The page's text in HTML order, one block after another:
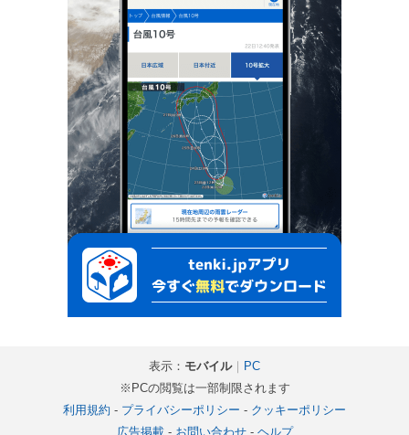
表示： モバイル｜
PC
※PCの閲覧は一部制限されます
利用規約 - プライバシーポリシー - クッキーポリシー
広告掲載- お問い合わせ- ヘルプ